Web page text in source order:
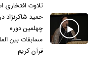
تلاوت افتخاری
حمید شاکرنژاد
چهلمین دوره
مسابقات بین
قرآن کریم